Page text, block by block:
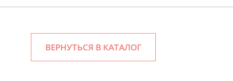
ВЕРНУТЬСЯ В КАТАЛОГ